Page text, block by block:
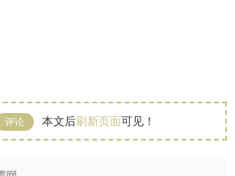
评论 本文后刷新页面可见！